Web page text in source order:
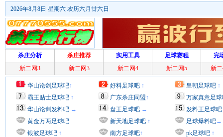
2026年8月8日 星期六 农历六月廿六日
杀庄分析 杀庄推荐 实用工具 足球赛程
完
新二网3
新二网3 新二网4 新二网5 新
华山论剑足球吧↑
霸王贴士足球吧 ↑
华山论剑发料吧 →
黄金万两足球吧
银波足球吧 ↑
好料足球吧 ↑
广东杀庄同盟↑
盘王足球吧 →
新天地足球吧 ↑
南方足球吧↑
皇朝足球吧 ↑
万家真意足
发料王足球吧
足球爆料吧→
pk足球吧 ↑